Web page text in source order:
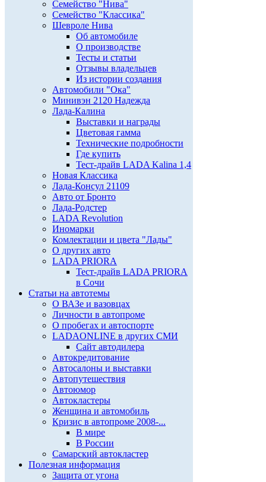
Семейство "Нива"
Семейство "Классика"
Шевроле Нива
Об автомобиле
О производстве
Тесты и статьи
Отзывы владельцев
Из истории создания
Автомобили "Ока"
Минивэн 2120 Надежда
Лада-Калина
Выставки и награды
Цветовая гамма
Технические подробности
Где купить
Тест-драйв LADA Kalina 1,4
Новая Классика
Лада-Консул 21109
Авто от Бронто
Лада-Родстер
LADA Revolution
Иномарки
Комлектации и цвета "Лады"
О других авто
LADA PRIORA
Тест-драйв LADA PRIORA
в Сочи
Статьи на автотемы
О ВАЗе и вазовцах
Личности в автопроме
О пробегах и автоспорте
LADAONLINE в других СМИ
Сайт автодилера
Автокредитование
Автосалоны и выставки
Автопутешествия
Автоюмор
Автокластеры
Женщина и автомобиль
Кризис в автопроме 2008-...
В мире
В России
Самарский автокластер
Полезная информация
Защита от угона